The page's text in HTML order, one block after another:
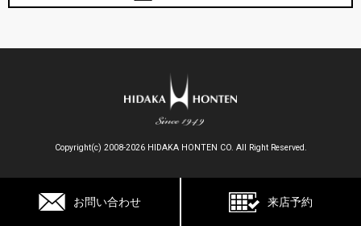
お問い合わせ 来店予約
Copyright(c) 2008-2026 HIDAKA HONTEN CO. All Right Reserved.